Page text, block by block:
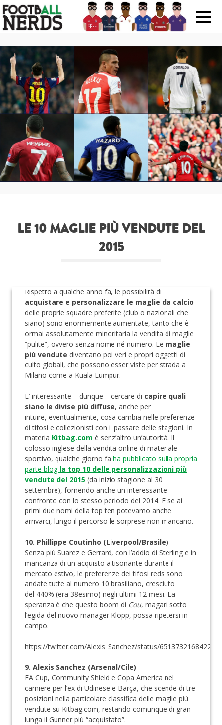
Search
Prodotti
Scarpe
Accessori
Magazine Roba Da Nerds
LE 10 MAGLIE PIÙ VENDUTE DEL
2015
Rispetto a qualche anno fa, le possibilità di
acquistare e personalizzare le maglie da calcio
delle proprie squadre preferite (club o nazionali che
siano) sono enormemente aumentate, tanto che è
ormai assolutamente minoritaria la vendita di maglie
“pulite”, ovvero senza nome né numero. Le maglie
più vendute diventano poi veri e propri oggetti di
culto globali, che possono esser viste per strada a
Milano come a Kuala Lumpur.
E’ interessante – dunque – cercare di capire quali
siano le divise più diffuse, anche per
intuire, eventualmente, cosa cambia nelle preferenze
di tifosi e collezionisti con il passare delle stagioni. In
materia Kitbag.com è senz’altro un’autorità. Il
colosso inglese della vendita online di materiale
sportivo, qualche giorno fa ha pubblicato sulla propria
parte blog la top 10 delle personalizzazioni più
vendute del 2015 (da inizio stagione al 30
settembre), fornendo anche un interessante
confronto con lo stesso periodo del 2014. E se ai
primi due nomi della top ten potevamo anche
arrivarci, lungo il percorso le sorprese non mancano.
10. Phillippe Coutinho (Liverpool/Brasile)
Senza più Suarez e Gerrard, con l’addio di Sterling e in
mancanza di un acquisto altisonante durante il
mercato estivo, le preferenze dei tifosi reds sono
andate tutte al numero 10 brasiliano, cresciuto
del 440% (era 38esimo) negli ultimi 12 mesi. La
speranza è che questo boom di Cou, magari sotto
l’egida del nuovo manager Klopp, possa ripetersi in
campo.
https://twitter.com/Alexis_Sanchez/status/
9. Alexis Sanchez (Arsenal/Cile)
FA Cup, Community Shield e Copa America nel
carniere per l’ex di Udinese e Barça, che scende di tre
posizioni nella particolare classifica delle maglie più
vendute su Kitbag.com, restando comunque di gran
lunga il Gunner più “acquistato”.